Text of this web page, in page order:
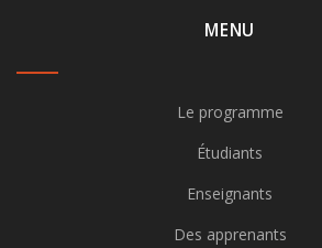
MENU
Le programme
Étudiants
Enseignants
Des apprenants